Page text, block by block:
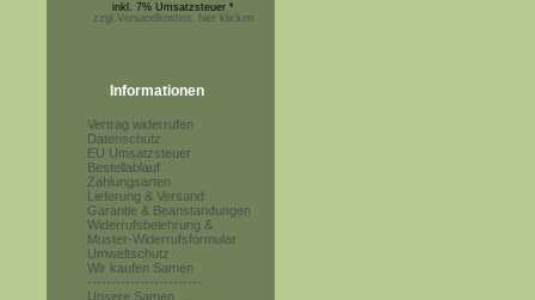
inkl. 7% Umsatzsteuer *
zzgl.Versandkosten, hier klicken
Informationen
Vertrag widerrufen
Datenschutz
EU Umsatzsteuer
Bestellablauf
Zahlungsarten
Lieferung & Versand
Garantie & Beanstandungen
Widerrufsbelehrung &
Muster-Widerrufsformular
Umweltschutz
Wir kaufen Samen
------------------------
Unsere Samen